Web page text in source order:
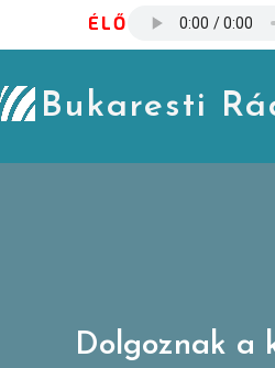
ÉLŐ
Bukaresti
Dolgoznak a